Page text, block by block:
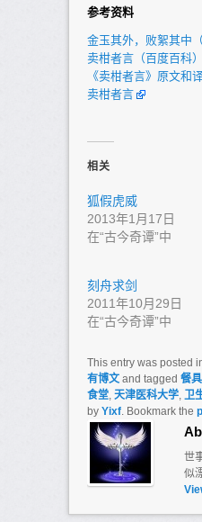
参考资料
金玉其外，败絮其中
卖柑者言（百度百科）
《卖柑者言》原文和
卖柑者言
相关
狐假虎威
2013年1月17日
在“古今奇谭”中
刻舟求剑
2011年10月29日
在“古今奇谭”中
This entry was posted
有博文and tagged 餐具,
食堂, 天津医科大学, 卫
by Yixf. Bookmark the
世
似